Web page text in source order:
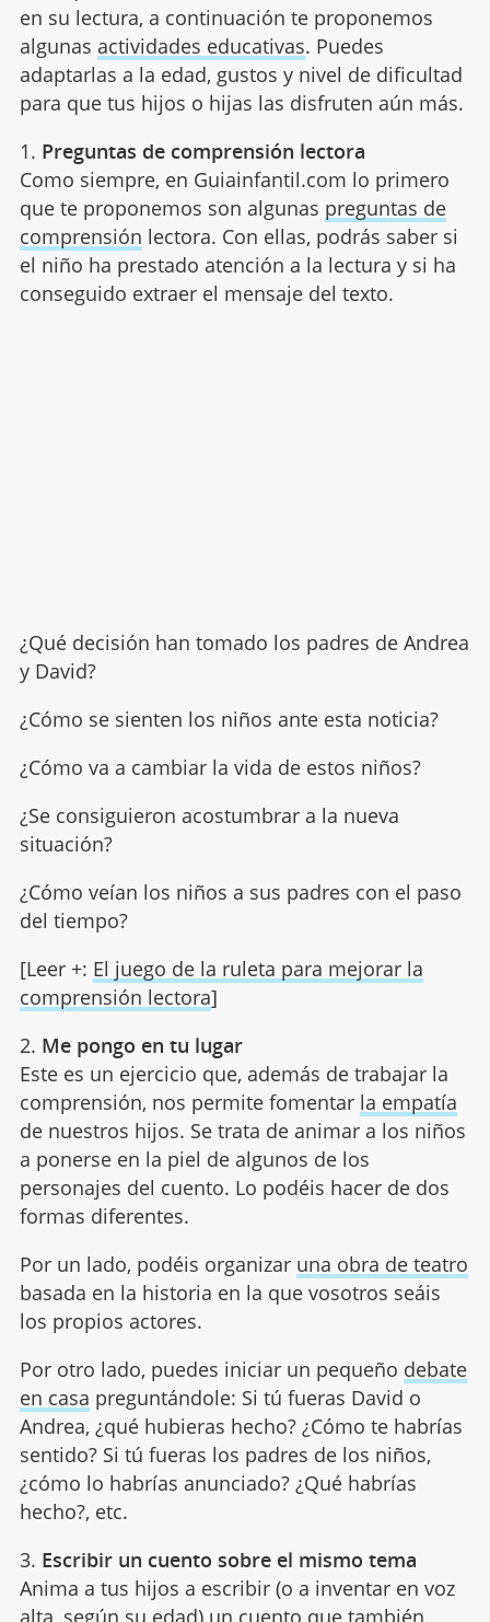
en su lectura, a continuación te proponemos
algunas actividades educativas. Puedes
adaptarlas a la edad, gustos y nivel de dificultad
para que tus hijos o hijas las disfruten aún más.
1. Preguntas de comprensión lectora
Como siempre, en Guiainfantil.com lo primero
que te proponemos son algunas preguntas de
comprensión lectora. Con ellas, podrás saber si
el niño ha prestado atención a la lectura y si ha
conseguido extraer el mensaje del texto.
¿Qué decisión han tomado los padres de Andrea
y David?
¿Cómo se sienten los niños ante esta noticia?
¿Cómo va a cambiar la vida de estos niños?
¿Se consiguieron acostumbrar a la nueva
situación?
¿Cómo veían los niños a sus padres con el paso
del tiempo?
[Leer +: El juego de la ruleta para mejorar la
comprensión lectora]
2. Me pongo en tu lugar
Este es un ejercicio que, además de trabajar la
comprensión, nos permite fomentar la empatía
de nuestros hijos. Se trata de animar a los niños
a ponerse en la piel de algunos de los
personajes del cuento. Lo podéis hacer de dos
formas diferentes.
Por un lado, podéis organizar una obra de teatro
basada en la historia en la que vosotros seáis
los propios actores.
Por otro lado, puedes iniciar un pequeño debate
en casa preguntándole: Si tú fueras David o
Andrea, ¿qué hubieras hecho? ¿Cómo te habrías
sentido? Si tú fueras los padres de los niños,
¿cómo lo habrías anunciado? ¿Qué habrías
hecho?, etc.
3. Escribir un cuento sobre el mismo tema
Anima a tus hijos a escribir (o a inventar en voz
alta, según su edad) un cuento que también